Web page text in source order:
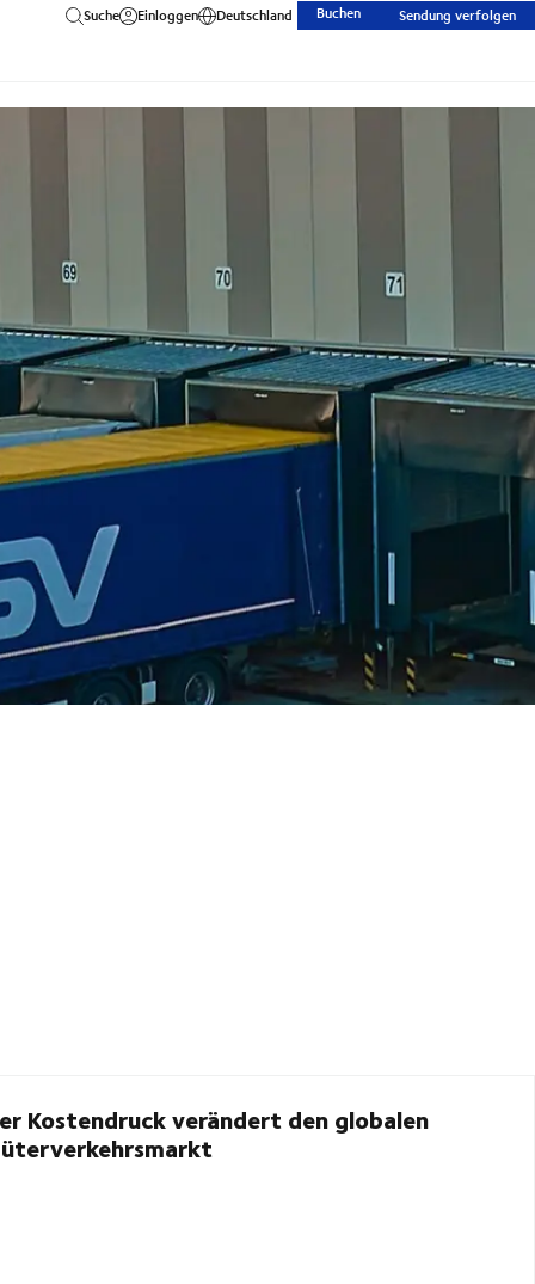
Suche Einloggen Deutschland Buchen Sendung verfolgen
Kostendruck verändert den globalen